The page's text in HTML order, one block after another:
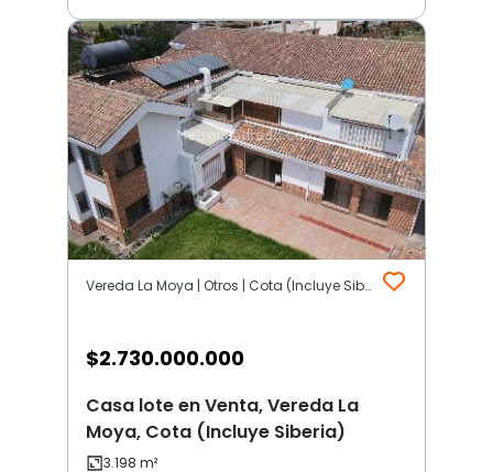
Vereda La Moya | Otros | Cota (Incluye Siberia)
$2.730.000.000
Casa lote en Venta, Vereda La
Moya, Cota (Incluye Siberia)